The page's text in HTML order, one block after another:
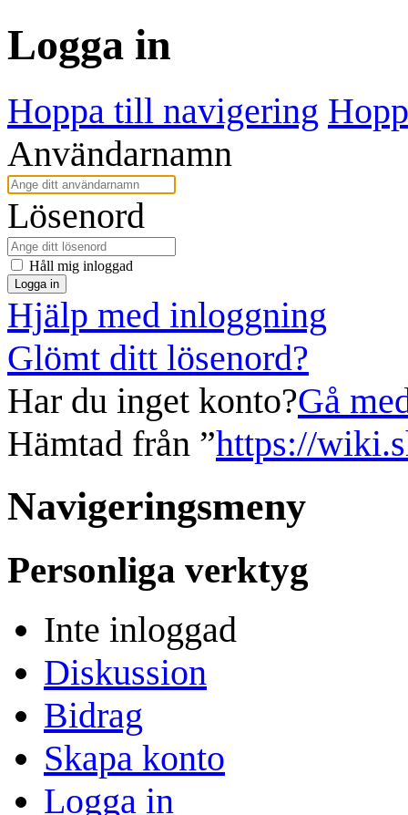
Logga in
Hoppa till navigering
Användarnamn
Lösenord
Håll mig inloggad
Logga in
Hjälp med inloggning
Glömt ditt lösenord?
Har du inget konto?Gå
Hämtad från ”https://
Navigeringsmeny
Personliga verktyg
Inte inloggad
Diskussion
Bidrag
Skapa konto
Logga in